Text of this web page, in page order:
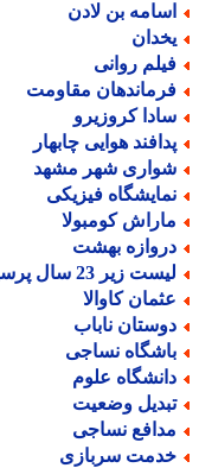
بن لادن
روانی
مقاومت
کروزیرو
هوایی چابهار
شهر مشهد
فیزیکی
کومبولا
بهشت
زیر 23 سال پرسپولیس
کاوالا
ناباب
نساجی
علوم
وضعیت
نساجی
سربازی